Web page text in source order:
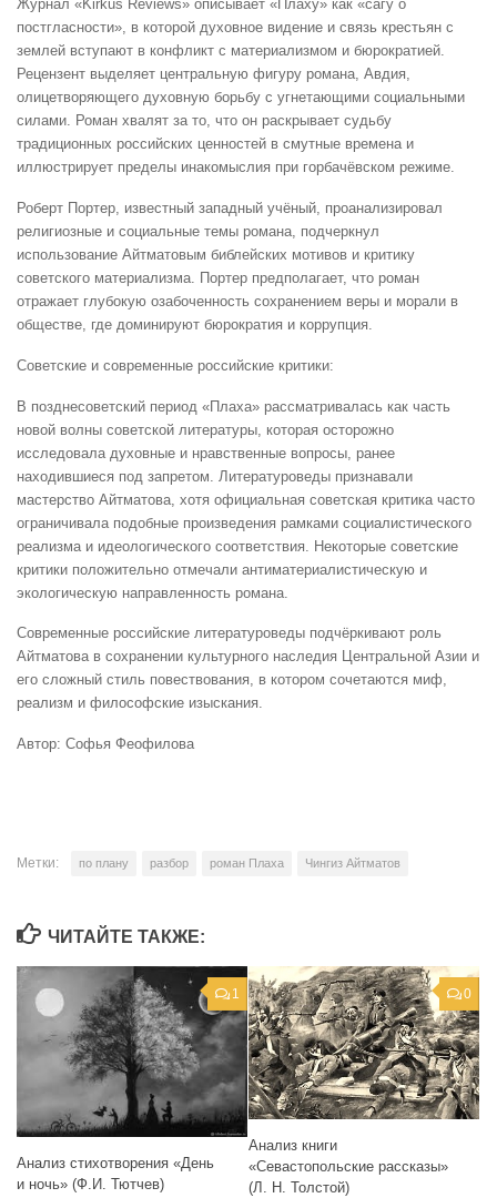
Журнал «Kirkus Reviews» описывает «Плаху» как «сагу о
постгласности», в которой духовное видение и связь крестьян с
землей вступают в конфликт с материализмом и бюрократией.
Рецензент выделяет центральную фигуру романа, Авдия,
олицетворяющего духовную борьбу с угнетающими социальными
силами. Роман хвалят за то, что он раскрывает судьбу
традиционных российских ценностей в смутные времена и
иллюстрирует пределы инакомыслия при горбачёвском режиме.
Роберт Портер, известный западный учёный, проанализировал
религиозные и социальные темы романа, подчеркнул
использование Айтматовым библейских мотивов и критику
советского материализма. Портер предполагает, что роман
отражает глубокую озабоченность сохранением веры и морали в
обществе, где доминируют бюрократия и коррупция.
Советские и современные российские критики:
В позднесоветский период «Плаха» рассматривалась как часть
новой волны советской литературы, которая осторожно
исследовала духовные и нравственные вопросы, ранее
находившиеся под запретом. Литературоведы признавали
мастерство Айтматова, хотя официальная советская критика часто
ограничивала подобные произведения рамками социалистического
реализма и идеологического соответствия. Некоторые советские
критики положительно отмечали антиматериалистическую и
экологическую направленность романа.
Современные российские литературоведы подчёркивают роль
Айтматова в сохранении культурного наследия Центральной Азии и
его сложный стиль повествования, в котором сочетаются миф,
реализм и философские изыскания.
Автор: Софья Феофилова
Метки: по плану разбор роман Плаха Чингиз Айтматов
ЧИТАЙТЕ ТАКЖЕ:
1
Анализ стихотворения «День
и ночь» (Ф.И. Тютчев)
0
Анализ книги
«Севастопольские рассказы»
(Л. Н. Толстой)